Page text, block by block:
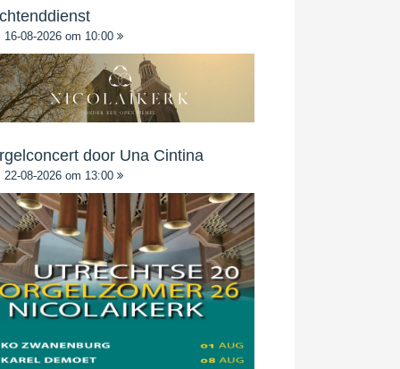
16-08-2026 om 10:00
door Una Cintina
22-08-2026 om 13:00